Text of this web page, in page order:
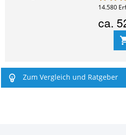
14.580
ca.
Zum Vergleich und Ratgeber